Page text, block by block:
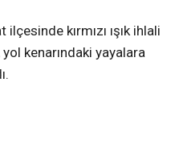
kırmızı ışık ihlali
kenarındaki yayalara